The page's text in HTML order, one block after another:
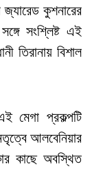
জ্যারেড কুশনারের
সঙ্গে সংশ্লিষ্ট এই
তিরানায় বিশাল
মেগা প্রকল্পটি
আলবেনিয়ার
কাছে অবস্থিত